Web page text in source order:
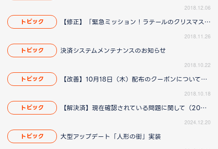
2018.12.06
トピック 【修正】「緊急ミッション！ラテールのクリスマスを救え！」イベントに関して(11/29 14:15更新)
2018.11.26
トピック 決済システムメンテナンスのお知らせ
2018.10.22
トピック 【改善】10月18日（木）配布のクーポンについてのお知らせ（10/18 19:30更新）
2018.10.18
トピック 【解決済】現在確認されている問題に関して（2025/1/23 13:00更新）
2024.12.20
トピック 大型アップデート「人形の街」実装